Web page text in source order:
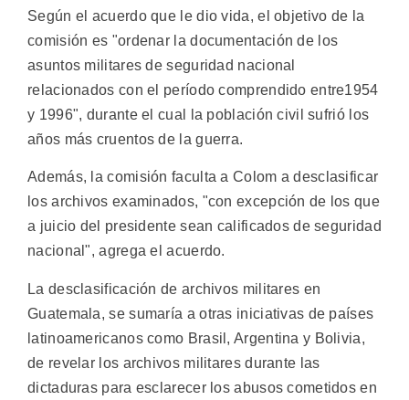
Según el acuerdo que le dio vida, el objetivo de la
comisión es "ordenar la documentación de los
asuntos militares de seguridad nacional
relacionados con el período comprendido entre1954
y 1996", durante el cual la población civil sufrió los
años más cruentos de la guerra.
Además, la comisión faculta a Colom a desclasificar
los archivos examinados, "con excepción de los que
a juicio del presidente sean calificados de seguridad
nacional", agrega el acuerdo.
La desclasificación de archivos militares en
Guatemala, se sumaría a otras iniciativas de países
latinoamericanos como Brasil, Argentina y Bolivia,
de revelar los archivos militares durante las
dictaduras para esclarecer los abusos cometidos en